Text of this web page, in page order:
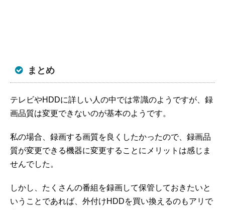
まとめ
テレビやHDDに詳しい人の中では常識のようですが、録
画品質は変更できないのが基本のようです。
私の場合、録画する画質を良くしたかったので、録画品
質が変更できる機器に変更することにメリットは感じま
せんでした。
しかし、たくさんの番組を録画して保管しておきたいと
いうことであれば、外付けHDDを買い換えるのもアリで